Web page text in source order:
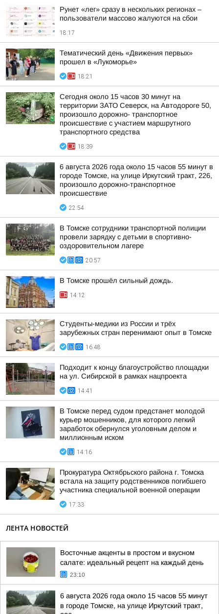
Рунет «лег» сразу в нескольких регионах –
пользователи массово жалуются на сбои
18:17
Тематический день «Движения первых»
прошел в «Лукоморье»
18:21
Сегодня около 15 часов 30 минут на
территории ЗАТО Северск, на Автодороге 50,
произошло дорожно- транспортное
происшествие с участием маршрутного
транспортного средства
18:39
6 августа 2026 года около 15 часов 55 минут в
городе Томске, на улице Иркутский тракт, 226,
произошло дорожно-транспортное
происшествие
22:54
В Томске сотрудники транспортной полиции
провели зарядку с детьми в спортивно-
оздоровительном лагере
20:57
В Томске прошёл сильный дождь.
14:12
Студенты-медики из России и трёх
зарубежных стран перенимают опыт в Томске
16:48
Подходит к концу благоустройство площадки
на ул. Сибирской в рамках нацпроекта
14:41
В Томске перед судом предстанет молодой
курьер мошенников, для которого легкий
заработок обернулся уголовным делом и
миллионным иском
14:16
Прокуратура Октябрьского района г. Томска
встала на защиту родственников погибшего
участника специальной военной операции
17:33
ЛЕНТА НОВОСТЕЙ
Восточные акценты в простом и вкусном
салате: идеальный рецепт на каждый день
23:10
6 августа 2026 года около 15 часов 55 минут
в городе Томске, на улице Иркутский тракт,